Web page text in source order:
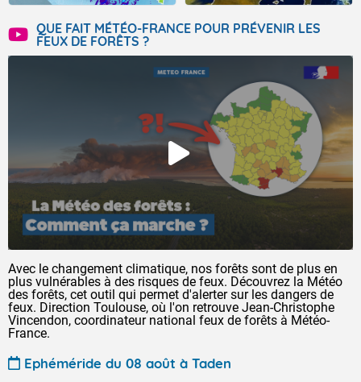
QUE FAIT MÉTÉO-FRANCE POUR PRÉVENIR LES
FEUX DE FORÊTS ?
Avec le changement climatique, nos forêts sont de plus en
plus vulnérables à des risques de feux. Découvrez la Météo
des forêts, cet outil qui permet d'alerter sur les dangers de
feux. Direction Toulouse, où l'on retrouve Jean-Christophe
Vincendon, coordinateur national feux de forêts à Météo-
France.
Ephéméride du 08 août à Taden